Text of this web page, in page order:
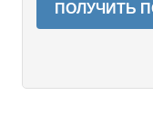
ПОЛУЧИТЬ